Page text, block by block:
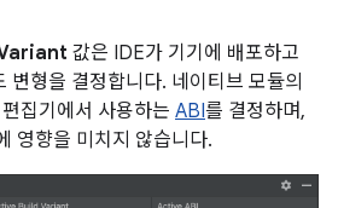
값은 IDE가 기기에 배포하고
변형을 결정합니다. 네이티브 모듈의
집기에서 사용하는 ABI를 결정하며,
영향을 미치지 않습니다.